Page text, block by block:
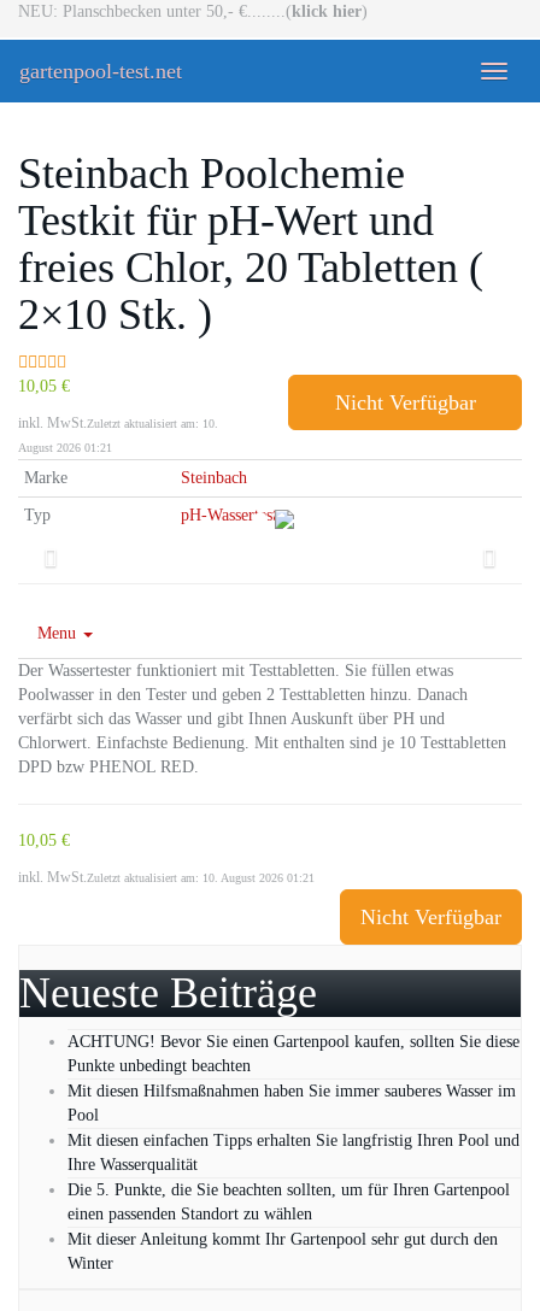
Skip
content
NEU: Planschbecken unter 50,- €........(klick hier)
Toggle
gartenpool-test.net
Steinbach Poolchemie
Testkit für pH-Wert und
freies Chlor, 20 Tabletten (
2×10 Stk. )
10,05 €
inkl. MwSt.Zuletzt aktualisiert am: 10.
August 2026 01:21
Nicht Verfügbar
Marke Steinbach
Typ pH-Wassertester
Menu
Der Wassertester funktioniert mit Testtabletten. Sie füllen etwas
Poolwasser in den Tester und geben 2 Testtabletten hinzu. Danach
verfärbt sich das Wasser und gibt Ihnen Auskunft über PH und
Chlorwert. Einfachste Bedienung. Mit enthalten sind je 10 Testtabletten
DPD bzw PHENOL RED.
10,05 €
inkl. MwSt.Zuletzt aktualisiert am: 10. August 2026 01:21
Nicht Verfügbar
Neueste Beiträge
ACHTUNG! Bevor Sie einen Gartenpool kaufen, sollten Sie diese
Punkte unbedingt beachten
Mit diesen Hilfsmaßnahmen haben Sie immer sauberes Wasser im
Pool
Mit diesen einfachen Tipps erhalten Sie langfristig Ihren Pool und
Ihre Wasserqualität
Die 5. Punkte, die Sie beachten sollten, um für Ihren Gartenpool
einen passenden Standort zu wählen
Mit dieser Anleitung kommt Ihr Gartenpool sehr gut durch den
Winter